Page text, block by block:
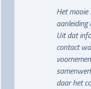
Het mooie
Uit dat
contact
daar het